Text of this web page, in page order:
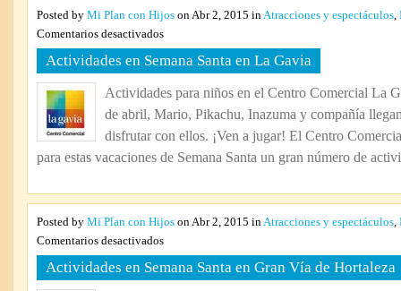
Posted by Mi Plan con Hijos on Abr 2, 2015 inAtracciones y espectáculos,
Comentarios desactivadosen
Actividades
en
Santa
en
Actividades en Semana Santa en La Gavia
Actividades para niños en el Centro Comercial La
de abril, Mario, Pikachu, Inazuma y compañía
disfrutar con ellos. ¡Ven a jugar! El Centro
para estas vacaciones de Semana Santa un gran número de
Posted by Mi Plan con Hijos on Abr 2, 2015 inAtracciones y espectáculos,
Comentarios desactivadosen
Actividades
en
Actividades en Semana Santa en Gran Vía de Hortaleza